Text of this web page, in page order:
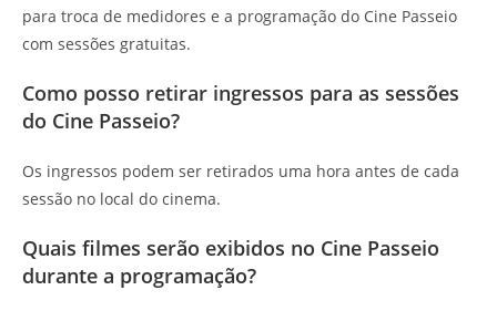
para troca de medidores e a programação do Cine Passeio
com sessões gratuitas.
Como posso retirar ingressos para as sessões
do Cine Passeio?
Os ingressos podem ser retirados uma hora antes de cada
sessão no local do cinema.
Quais filmes serão exibidos no Cine Passeio
durante a programação?